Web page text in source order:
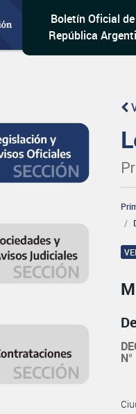
Boletín Oficial
República